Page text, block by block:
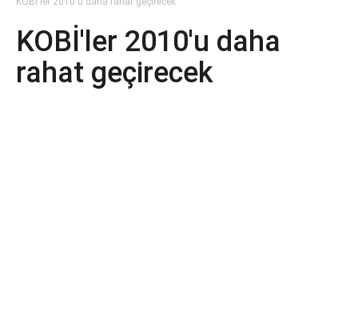
KOBİ'ler 2010'u daha
rahat geçirecek